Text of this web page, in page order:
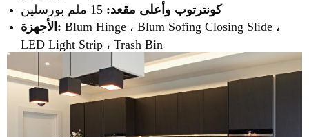
كونترتوب وأعلى مقعد: 15 ملم بورسلين
الأجهزة: Blum Hinge ، Blum Sofing Closing Slide ،
LED Light Strip ، Trash Bin